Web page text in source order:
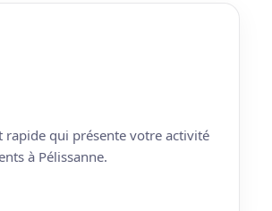
rapide qui présente votre activité
à Pélissanne.